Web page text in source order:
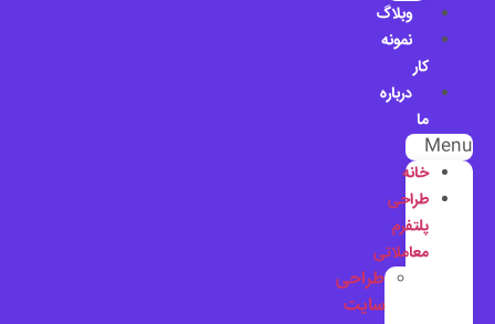
وبلاگ
نمونه
کار
درباره
ما
Menu
خانه
طراحی
پلتفرم
معاملاتی
طراحی
سایت